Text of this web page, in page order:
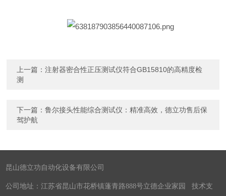
上一篇：注射器密合性正压测试仪符合GB15810的高精度检
测
下一篇：鲁尔接头性能综合测试仪：精准高效，德立功售后保
驾护航
昆山德立功自动化设备有限公司
公司地址：江苏省昆山市花桥镇蓬青路888号立德企业家园 技术支